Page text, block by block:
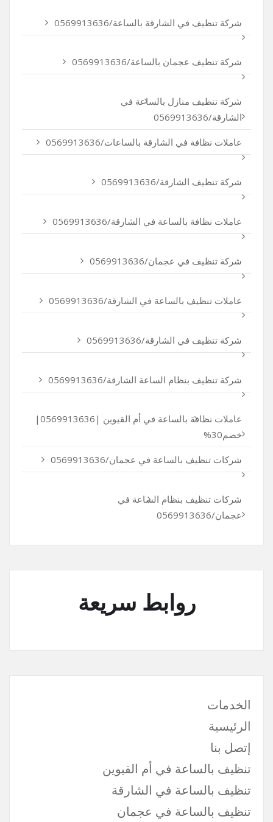
شركة تنظيف في الشارقة بالساعة/0569913636
شركة تنظيف عجمان بالساعة/0569913636
شركة تنظيف منازل بالساعة في
الشارقة/0569913636
عاملات نظافة في الشارقة بالساعات/0569913636
شركة تنظيف الشارقة/0569913636
عاملات نظافة بالساعة في الشارقة/0569913636
شركة تنظيف في عجمان/0569913636
عاملات تنظيف بالساعة في الشارقة/0569913636
شركة تنظيف في الشارقة/0569913636
شركة تنظيف بنظام الساعة الشارقة/0569913636
عاملات نظافة بالساعة في أم القيوين |0569913636|
خصم30%
شركات تنظيف بالساعة في عجمان/0569913636
شركات تنظيف بنظام الساعة في
عجمان/0569913636
روابط سريعة
الخدمات
الرئيسية
إتصل بنا
تنظيف بالساعة في أم القيوين
تنظيف بالساعة في الشارقة
تنظيف بالساعة في عجمان